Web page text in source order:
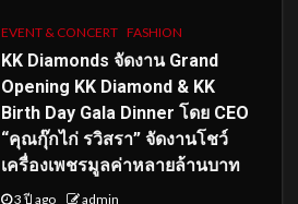
EVENT & CONCERT FASHION
KK Diamonds จัดงาน Grand
Opening KK Diamond & KK
Birth Day Gala Dinner โดย CEO
“คุณกุ๊กไก่ รวิสรา” จัดงานโชว์
เครื่องเพชรมูลค่าหลายล้านบาท
3 ปี ago admin